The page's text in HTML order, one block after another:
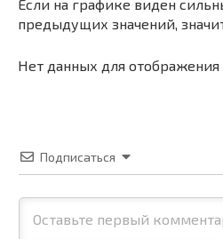
Если на графике виден
предыдущих значений,
Нет данных для отображения
Подписаться